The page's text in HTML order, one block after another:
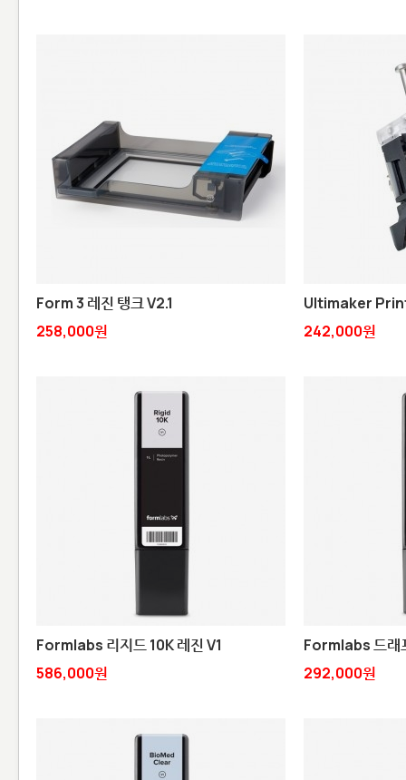
Form 3 레진 탱크 V2.1
258,000원
Ultimaker
242,000원
Formlabs 리지드 10K 레진 V1
586,000원
Formlabs 드래
292,000원